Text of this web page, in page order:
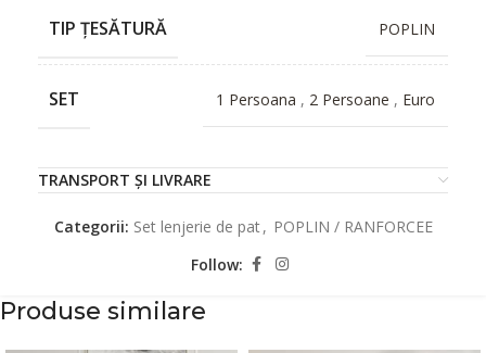
TIP ȚESĂTURĂ POPLIN
SET 1 Persoana , 2 Persoane , Euro
TRANSPORT ȘI LIVRARE
Categorii: Set lenjerie de pat, POPLIN / RANFORCEE
Follow:
Produse similare